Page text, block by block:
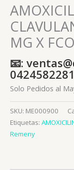
MG X
📧:
Solo Pedidos al
SKU: ME000900
Etiquetas:
Remeny